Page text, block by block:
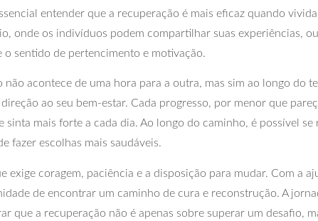
entender que a recuperação é mais eficaz quando
onde os indivíduos podem compartilhar suas experiências,
o sentido de pertencimento e motivação.
acontece de uma hora para a outra, mas sim ao longo do
ao seu bem-estar. Cada progresso, por menor que
mais forte a cada dia. Ao longo do caminho, é possível
fazer escolhas mais saudáveis.
exige coragem, paciência e a disposição para mudar. Com a
de encontrar um caminho de cura e reconstrução. A
que a recuperação não é apenas sobre superar um desafio,